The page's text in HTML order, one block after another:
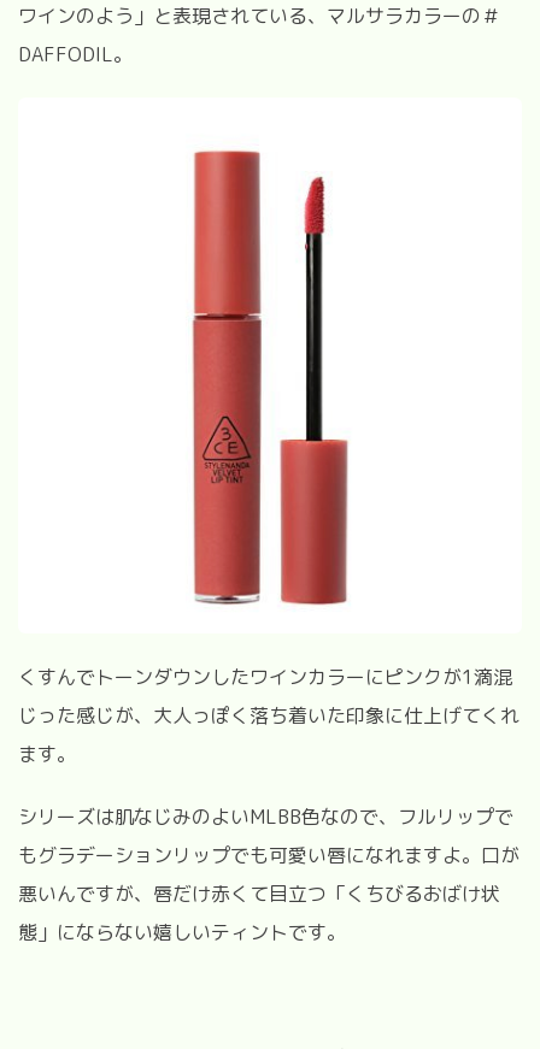
ワインのよう」と表現されている、マルサラカラーの＃
DAFFODIL。
くすんでトーンダウンしたワインカラーにピンクが1滴混
じった感じが、大人っぽく落ち着いた印象に仕上げてくれ
ます。
シリーズは肌なじみのよいMLBB色なので、フルリップで
もグラデーションリップでも可愛い唇になれますよ。口が
悪いんですが、唇だけ赤くて目立つ「くちびるおばけ状
態」にならない嬉しいティントです。